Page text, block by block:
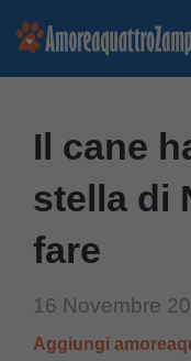
Vai
Il cane
stella di
fare
16 Novembre
Aggiungi